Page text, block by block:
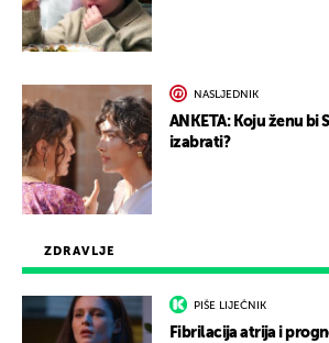
ZDRAVLJE
PIŠE LIJEČNIK
Fibrilacija atrija i
NASLJEDNIK
ANKETA: Koju ženu bi
izabrati?